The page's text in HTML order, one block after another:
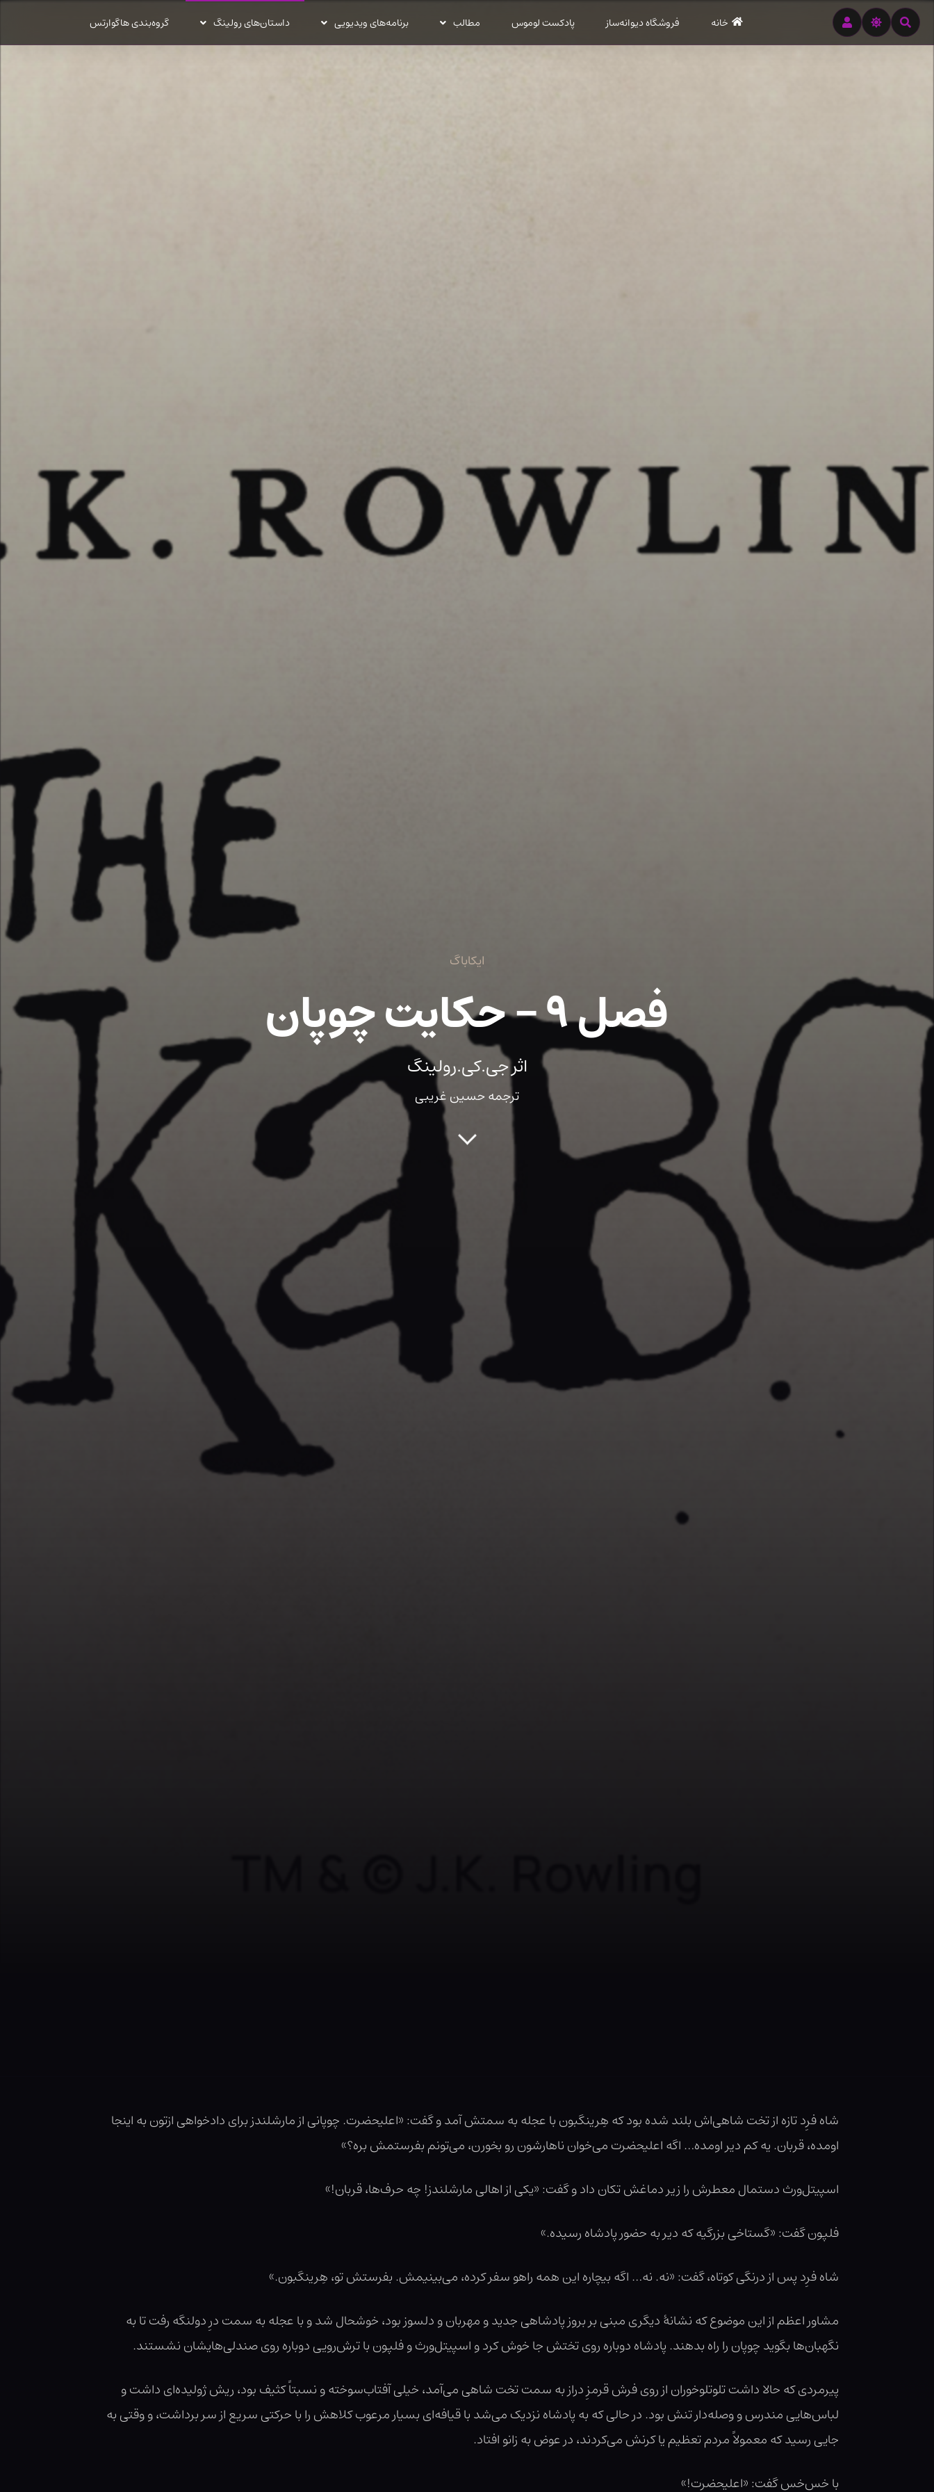
ورود
خانه فروشگاه دیوانه‌ساز پادکست لوموس مطالب برنامه‌های ویدیویی داستان‌های رولینگ گروه‌بندی هاگوارتس
ایکاباگ
فصل ۹ – حکایت چوپان
اثر جی.کی.رولینگ
ترجمه حسین غریبی
شاه فرِد تازه از تخت شاهی‌اش بلند شده بود که هِرینگبون با عجله به سمتش آمد و گفت: «اعلیحضرت. چوپانی از مارشلندز برای دادخواهی ازتون به اینجا
اومده، قربان. یه کم دیر اومده… اگه اعلیحضرت می‌خوان ناهارشون رو بخورن، می‌تونم بفرستمش بره؟»
اسپیتل‌ورث دستمال معطرش را زیر دماغش تکان داد و گفت: «یکی از اهالی مارشلندز! چه حرف‌ها، قربان!»
فلپون گفت: «گستاخی بزرگیه که دیر به حضور پادشاه رسیده.»
شاه فرِد پس از درنگی کوتاه، گفت: «نه. نه… اگه بیچاره این همه راهو سفر کرده، می‌بینیمش. بفرستش تو، هِرینگبون.»
مشاور اعظم از این موضوع که نشانۀ دیگری مبنی بر بروز پادشاهی جدید و مهربان و دلسوز بود، خوشحال شد و با عجله به سمت درِ دولنگه رفت تا به
نگهبان‌ها بگوید چوپان را راه بدهند. پادشاه دوباره روی تختش جا خوش کرد و اسپیتل‌ورث و فلپون با ترش‌رویی دوباره روی صندلی‌هایشان نشستند.
پیرمردی که حالا داشت تلوتلوخوران از روی فرش قرمزِ دراز به سمت تخت شاهی می‌آمد، خیلی آفتاب‌سوخته و نسبتاً کثیف بود، ریش ژولیده‌ای داشت و
لباس‌هایی مندرس و وصله‌دار تنش بود. در حالی که به پادشاه نزدیک می‌شد با قیافه‌ای بسیار مرعوب کلاهش را با حرکتی سریع از سر برداشت، و وقتی به
جایی رسید که معمولاً مردم تعظیم یا کرنش می‌کردند، در عوض به زانو افتاد.
با خس‌خس گفت: «اعلیحضرت!»